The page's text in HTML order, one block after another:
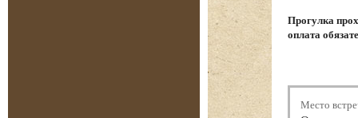
Прогулка
оплата
Место